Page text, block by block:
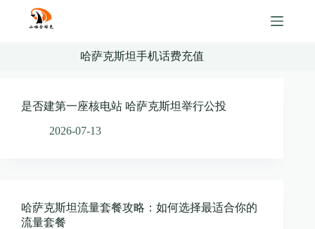
content
哈萨克斯坦手机话费充值
是否建第一座核电站 哈萨克斯坦举行公投
2026-07-13
哈萨克斯坦流量套餐攻略：如何选择最适合你的
流量套餐